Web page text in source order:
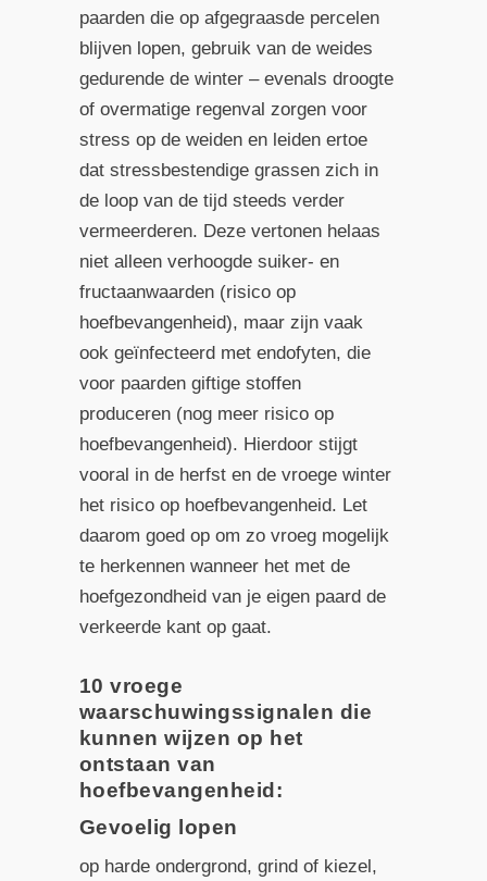
paarden die op afgegraasde percelen
blijven lopen, gebruik van de weides
gedurende de winter – evenals droogte
of overmatige regenval zorgen voor
stress op de weiden en leiden ertoe
dat stressbestendige grassen zich in
de loop van de tijd steeds verder
vermeerderen. Deze vertonen helaas
niet alleen verhoogde suiker- en
fructaanwaarden (risico op
hoefbevangenheid), maar zijn vaak
ook geïnfecteerd met endofyten, die
voor paarden giftige stoffen
produceren (nog meer risico op
hoefbevangenheid). Hierdoor stijgt
vooral in de herfst en de vroege winter
het risico op hoefbevangenheid. Let
daarom goed op om zo vroeg mogelijk
te herkennen wanneer het met de
hoefgezondheid van je eigen paard de
verkeerde kant op gaat.
10 vroege
waarschuwingssignalen die
kunnen wijzen op het
ontstaan van
hoefbevangenheid:
Gevoelig lopen
op harde ondergrond, grind of kiezel,